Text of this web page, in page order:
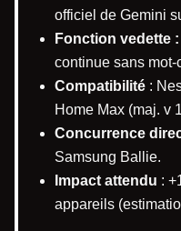
officiel de Gemini
Fonction vedette
continue sans mot-
Compatibilité :
Home Max (maj. v
Concurrence
Samsung Ballie.
Impact attendu :
appareils